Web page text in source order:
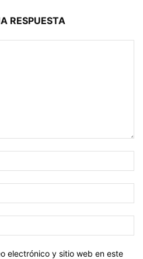
RESPUESTA
electrónico y sitio web en este